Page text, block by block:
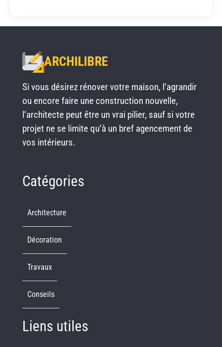
ARCHILIBRE
Si vous désirez rénover votre maison, l’agrandir
ou encore faire une construction nouvelle,
l’architecte peut être un vrai pilier, sauf si votre
projet ne se limite qu’à un bref agencement de
vos intérieurs.
Catégories
Architecture
Décoration
Travaux
Conseils
Liens utiles